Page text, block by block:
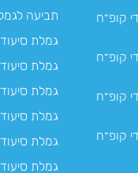
קופ״ח
קופ״ח
קופ״ח
קופ״ח
תביעה
גמלת סיעוד
גמלת סיעוד
גמלת
גמלת סיעוד
גמלת
גמלת